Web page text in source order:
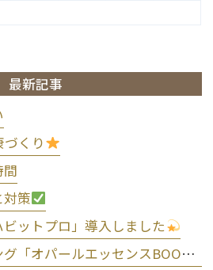
最新記事
づくり
策
ットプロ」導入しました
オフィスホワイトニング「オパールエッセンスBOOST」導入しました